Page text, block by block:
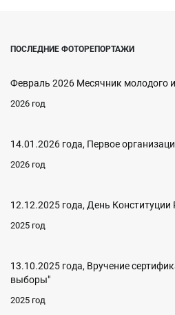
ПОСЛЕДНИЕ ФОТОРЕПОРТАЖИ
Февраль 2026 Месячник молодого
2026 год
14.01.2026 года, Первое
2026 год
12.12.2025 года, День
2025 год
13.10.2025 года, Вручение
выборы"
2025 год